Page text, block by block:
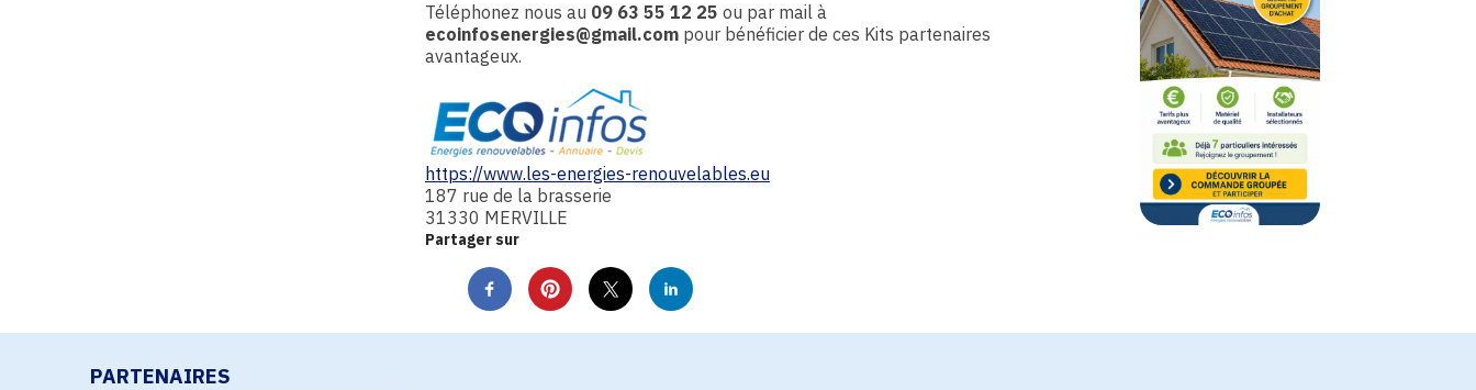
Téléphonez nous au 09 63 55 12 25 ou par mail à
ecoinfosenergies@gmail.com pour bénéficier de ces Kits partenaires
avantageux.
https://www.les-energies-renouvelables.eu
187 rue de la brasserie
31330 MERVILLE
Partager sur
PARTENAIRES